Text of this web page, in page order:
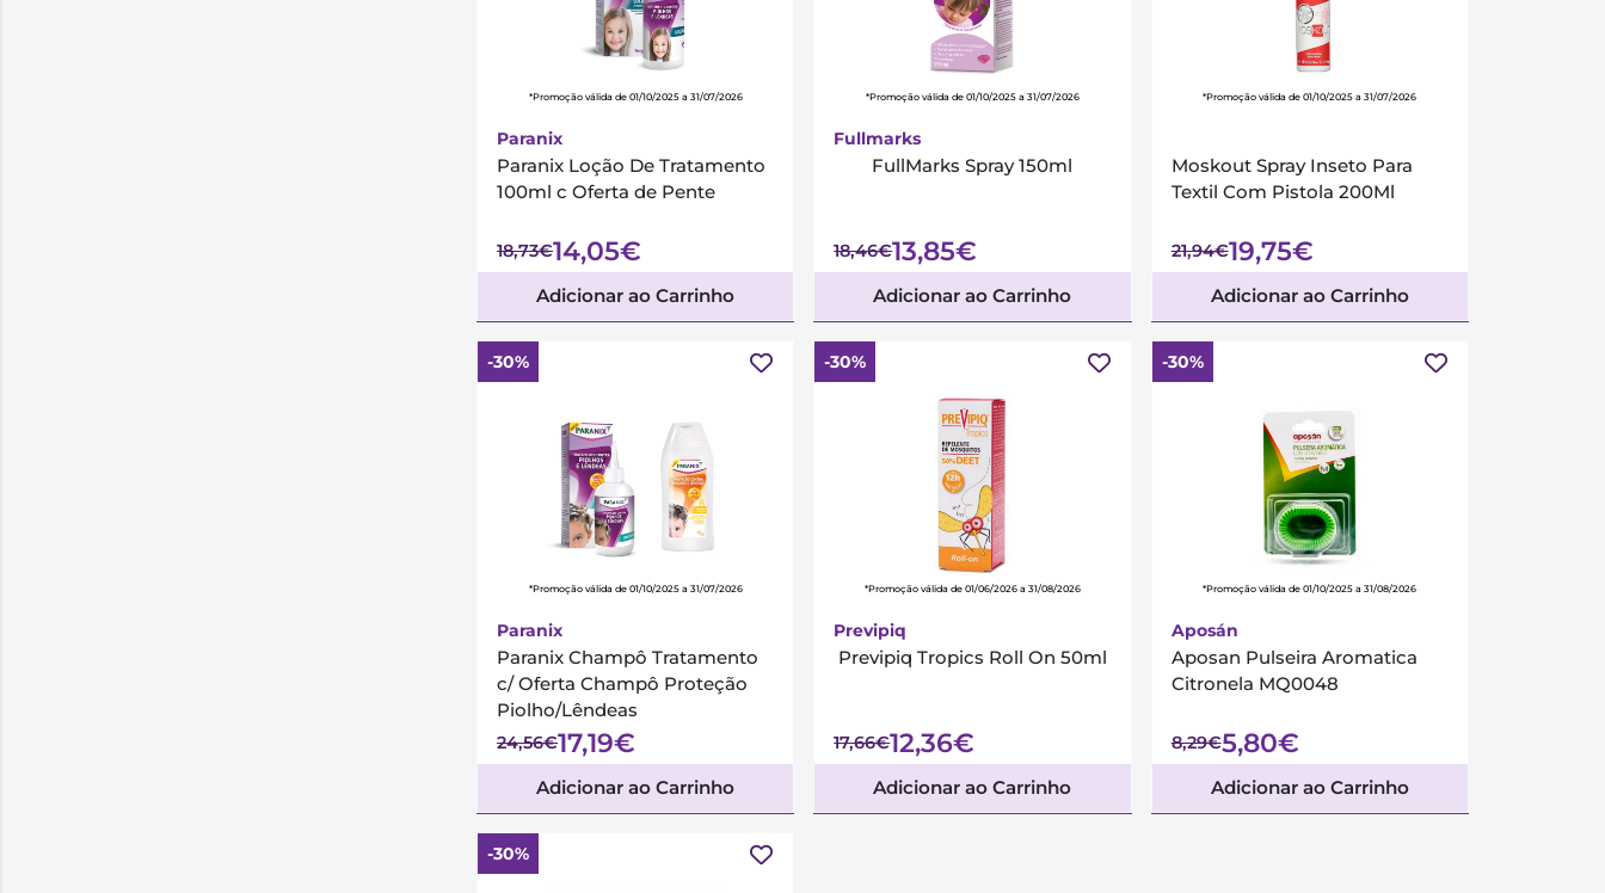
*Promoção válida de 01/10/2025 a 31/07/2026
Paranix
Paranix Loção De Tratamento
100ml c Oferta de Pente
18,73€14,05€
Adicionar ao Carrinho
*Promoção válida de 01/10/2025 a 31/07/2026
Fullmarks
FullMarks Spray 150ml
18,46€13,85€
Adicionar ao Carrinho
*Promoção válida de 01/10/2025 a 31/07/2026
Moskout Spray Inseto Para
Textil Com Pistola 200Ml
21,94€19,75€
Adicionar ao Carrinho
-30%
*Promoção válida de 01/10/2025 a 31/07/2026
Paranix
Paranix Champô Tratamento
c/ Oferta Champô Proteção
Piolho/Lêndeas
24,56€17,19€
Adicionar ao Carrinho
-30%
*Promoção válida de 01/06/2026 a 31/08/2026
Previpiq
Previpiq Tropics Roll On 50ml
17,66€12,36€
Adicionar ao Carrinho
-30%
*Promoção válida de 01/10/2025 a 31/08/2026
Aposán
Aposan Pulseira Aromatica
Citronela MQ0048
8,29€5,80€
Adicionar ao Carrinho
-30%